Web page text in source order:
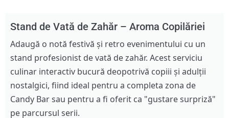
Stand de Vată de Zahăr – Aroma Copilăriei
Adaugă o notă festivă și retro evenimentului cu un
stand profesionist de vată de zahăr. Acest serviciu
culinar interactiv bucură deopotrivă copiii și adulții
nostalgici, fiind ideal pentru a completa zona de
Candy Bar sau pentru a fi oferit ca "gustare surpriză"
pe parcursul serii.